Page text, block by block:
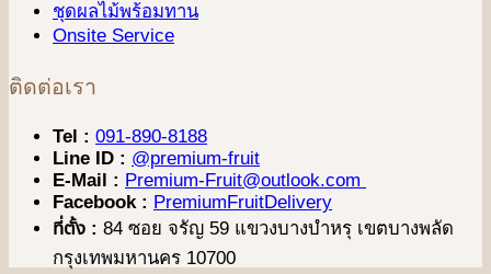
ชุดผลไม้พร้อมทาน
Onsite Service
ติดต่อเรา
Tel : 091-890-8188
Line ID : @premium-fruit
E-Mail : Premium-Fruit@outlook.com
Facebook : PremiumFruitDelivery
ที่ตั้ง : 84 ซอย จรัญ 59 แขวงบางบำหรุ เขตบางพลัด
กรุงเทพมหานคร 10700